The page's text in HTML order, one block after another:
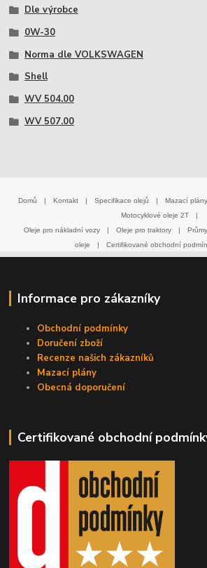
Dle výrobce
0W-30
Norma dle VOLKSWAGEN
Shell
WV 504.00
WV 507.00
Domů | Kontakt | Specifikace olejů | Mazací plány
Motocyklové oleje 2T
|
Oleje pro nákladní vozy
| Oleje pro traktory |
oleje
| Certifikované obchodní
Informace pro zákazníky
Obchodní podmínky
Doručení zboží
Recenze našich zákazníků
Mazací plány
Obecná doporučení
Certifikované obchodní